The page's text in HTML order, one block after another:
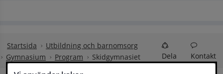
Startsida
Utbildning och barnomsorg
Gymnasium
Program Skidgymnasiet Dela Kontakt